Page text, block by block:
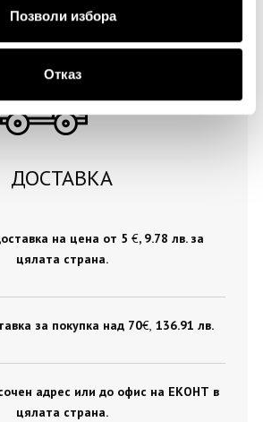
Позволи избора
Отказ
ДОСТАВКА
на цена от 5 €, 9.78 лв. за
цялата страна.
за покупка над 70€ , 136.91 лв.
адрес или до офис на ЕКОНТ в
цялата страна.